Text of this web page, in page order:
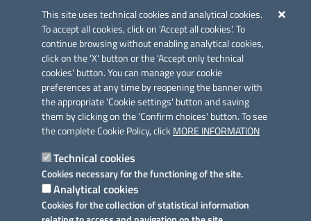
This site uses technical cookies and analytical cookies.
To accept all cookies, click on 'Accept all cookies'. To
continue browsing without enabling analytical cookies,
click on the 'X' button or the 'Accept only technical
cookies' button. You can manage your cookie
preferences at any time by reopening the banner with
the appropriate 'Cookie settings' button and saving
them by clicking on the 'Confirm choices' button. To see
the complete Cookie Policy, clickMORE INFORMATION
Technical cookies
Cookies necessary for the functioning of the site.
Analytical cookies
Cookies for the collection of statistical information
Azione 2.3.
Link utili
Informativa privacy
Dichiarazione di accessibilità
Note legali